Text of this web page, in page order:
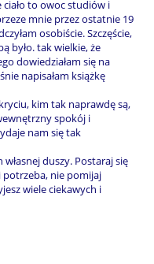
ciało to owoc studiów i
mnie przez ostatnie 19
osobiście. Szczęście,
było. tak wielkie, że
dowiedziałam się na
napisałam książkę
kim tak naprawdę są,
spokój i
nam się tak
duszy. Postaraj się
potrzeba, nie pomijaj
wiele ciekawych i